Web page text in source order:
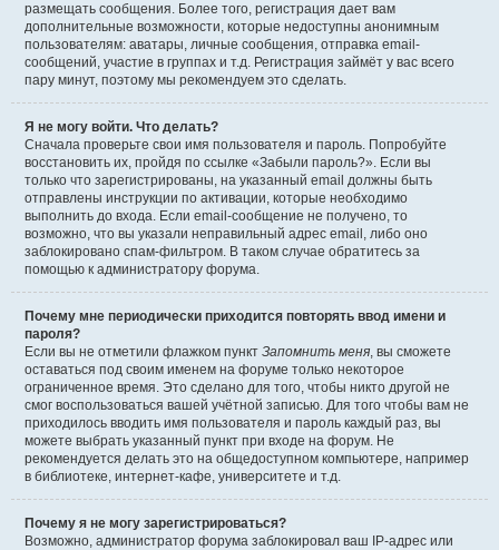
размещать сообщения. Более того, регистрация дает вам
дополнительные возможности, которые недоступны анонимным
пользователям: аватары, личные сообщения, отправка email-
сообщений, участие в группах и т.д. Регистрация займёт у вас всего
пару минут, поэтому мы рекомендуем это сделать.
Я не могу войти. Что делать?
Сначала проверьте свои имя пользователя и пароль. Попробуйте
восстановить их, пройдя по ссылке «Забыли пароль?». Если вы
только что зарегистрированы, на указанный email должны быть
отправлены инструкции по активации, которые необходимо
выполнить до входа. Если email-сообщение не получено, то
возможно, что вы указали неправильный адрес email, либо оно
заблокировано спам-фильтром. В таком случае обратитесь за
помощью к администратору форума.
Почему мне периодически приходится повторять ввод имени и
пароля?
Если вы не отметили флажком пункт Запомнить меня, вы сможете
оставаться под своим именем на форуме только некоторое
ограниченное время. Это сделано для того, чтобы никто другой не
смог воспользоваться вашей учётной записью. Для того чтобы вам не
приходилось вводить имя пользователя и пароль каждый раз, вы
можете выбрать указанный пункт при входе на форум. Не
рекомендуется делать это на общедоступном компьютере, например
в библиотеке, интернет-кафе, университете и т.д.
Почему я не могу зарегистрироваться?
Возможно, администратор форума заблокировал ваш IP-адрес или